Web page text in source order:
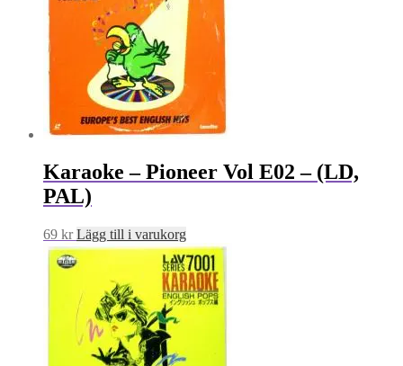
Karaoke – Pioneer Vol E02 – (LD,
PAL)
69 kr Lägg till i varukorg